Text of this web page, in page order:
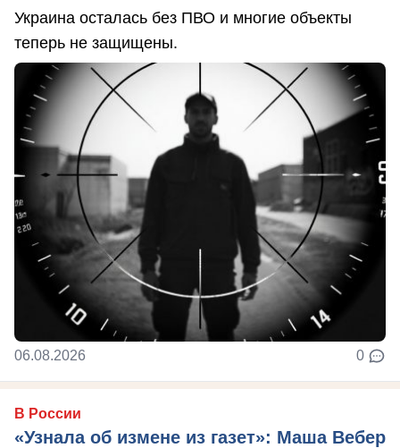
Украина осталась без ПВО и многие объекты
теперь не защищены.
06.08.2026 0
В России
«Узнала об измене из газет»: Маша Вебер